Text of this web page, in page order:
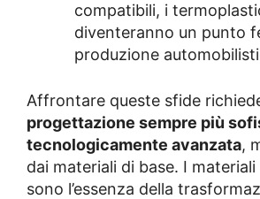
compatibili, i
diventeranno un punto
produzione
Affrontare queste sfide
progettazione sempre più
tecnologicamente avanzata,
dai materiali di base. I
sono l’essenza della